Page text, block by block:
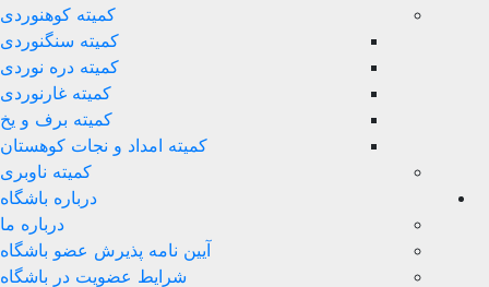
کمیته کوهنوردی
کمیته سنگنوردی
کمیته دره نوردی
کمیته غارنوردی
کمیته برف و یخ
کمیته امداد و نجات کوهستان
کمیته ناوبری
درباره باشگاه
درباره ما
آیین نامه پذیرش عضو باشگاه
شرایط عضویت در باشگاه